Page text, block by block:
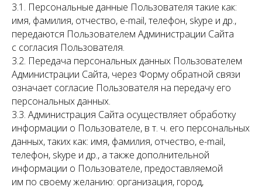
3.1. Персональные данные Пользователя такие как:
имя, фамилия, отчество, e-mail, телефон, skype и др.,
передаются Пользователем Администрации Сайта
с согласия Пользователя.
3.2. Передача персональных данных Пользователем
Администрации Сайта, через Форму обратной связи
означает согласие Пользователя на передачу его
персональных данных.
3.3. Администрация Сайта осуществляет обработку
информации о Пользователе, в т. ч. его персональных
данных, таких как: имя, фамилия, отчество, e-mail,
телефон, skype и др., а также дополнительной
информации о Пользователе, предоставляемой
им по своему желанию: организация, город,